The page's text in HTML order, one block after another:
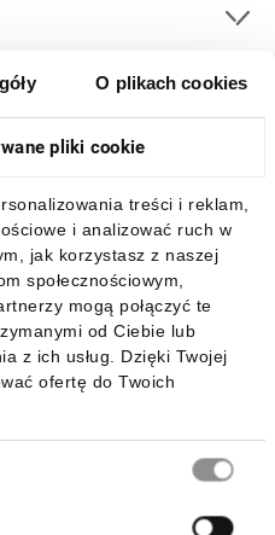
O plikach cookies
pliki cookie
treści i reklam,
i analizować ruch w
jak korzystasz z naszej
społecznościowym,
mogą połączyć te
od Ciebie lub
z ich usług. Dzięki Twojej
ofertę do Twoich
mobilną: